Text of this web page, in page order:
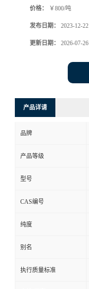
价格： ￥800/吨
发布日期： 2023-12-22
更新日期： 2026-07-26
产品详请
品牌
产品等级
型号
CAS编号
纯度
别名
执行质量标准